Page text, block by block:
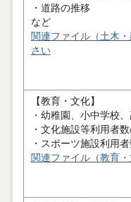
・道
など
関連ファイル（土木
さい
【教育・文化】
・幼稚園、小中学校
・文化施設等利用者
・スポーツ施設利
関連ファイル（教育